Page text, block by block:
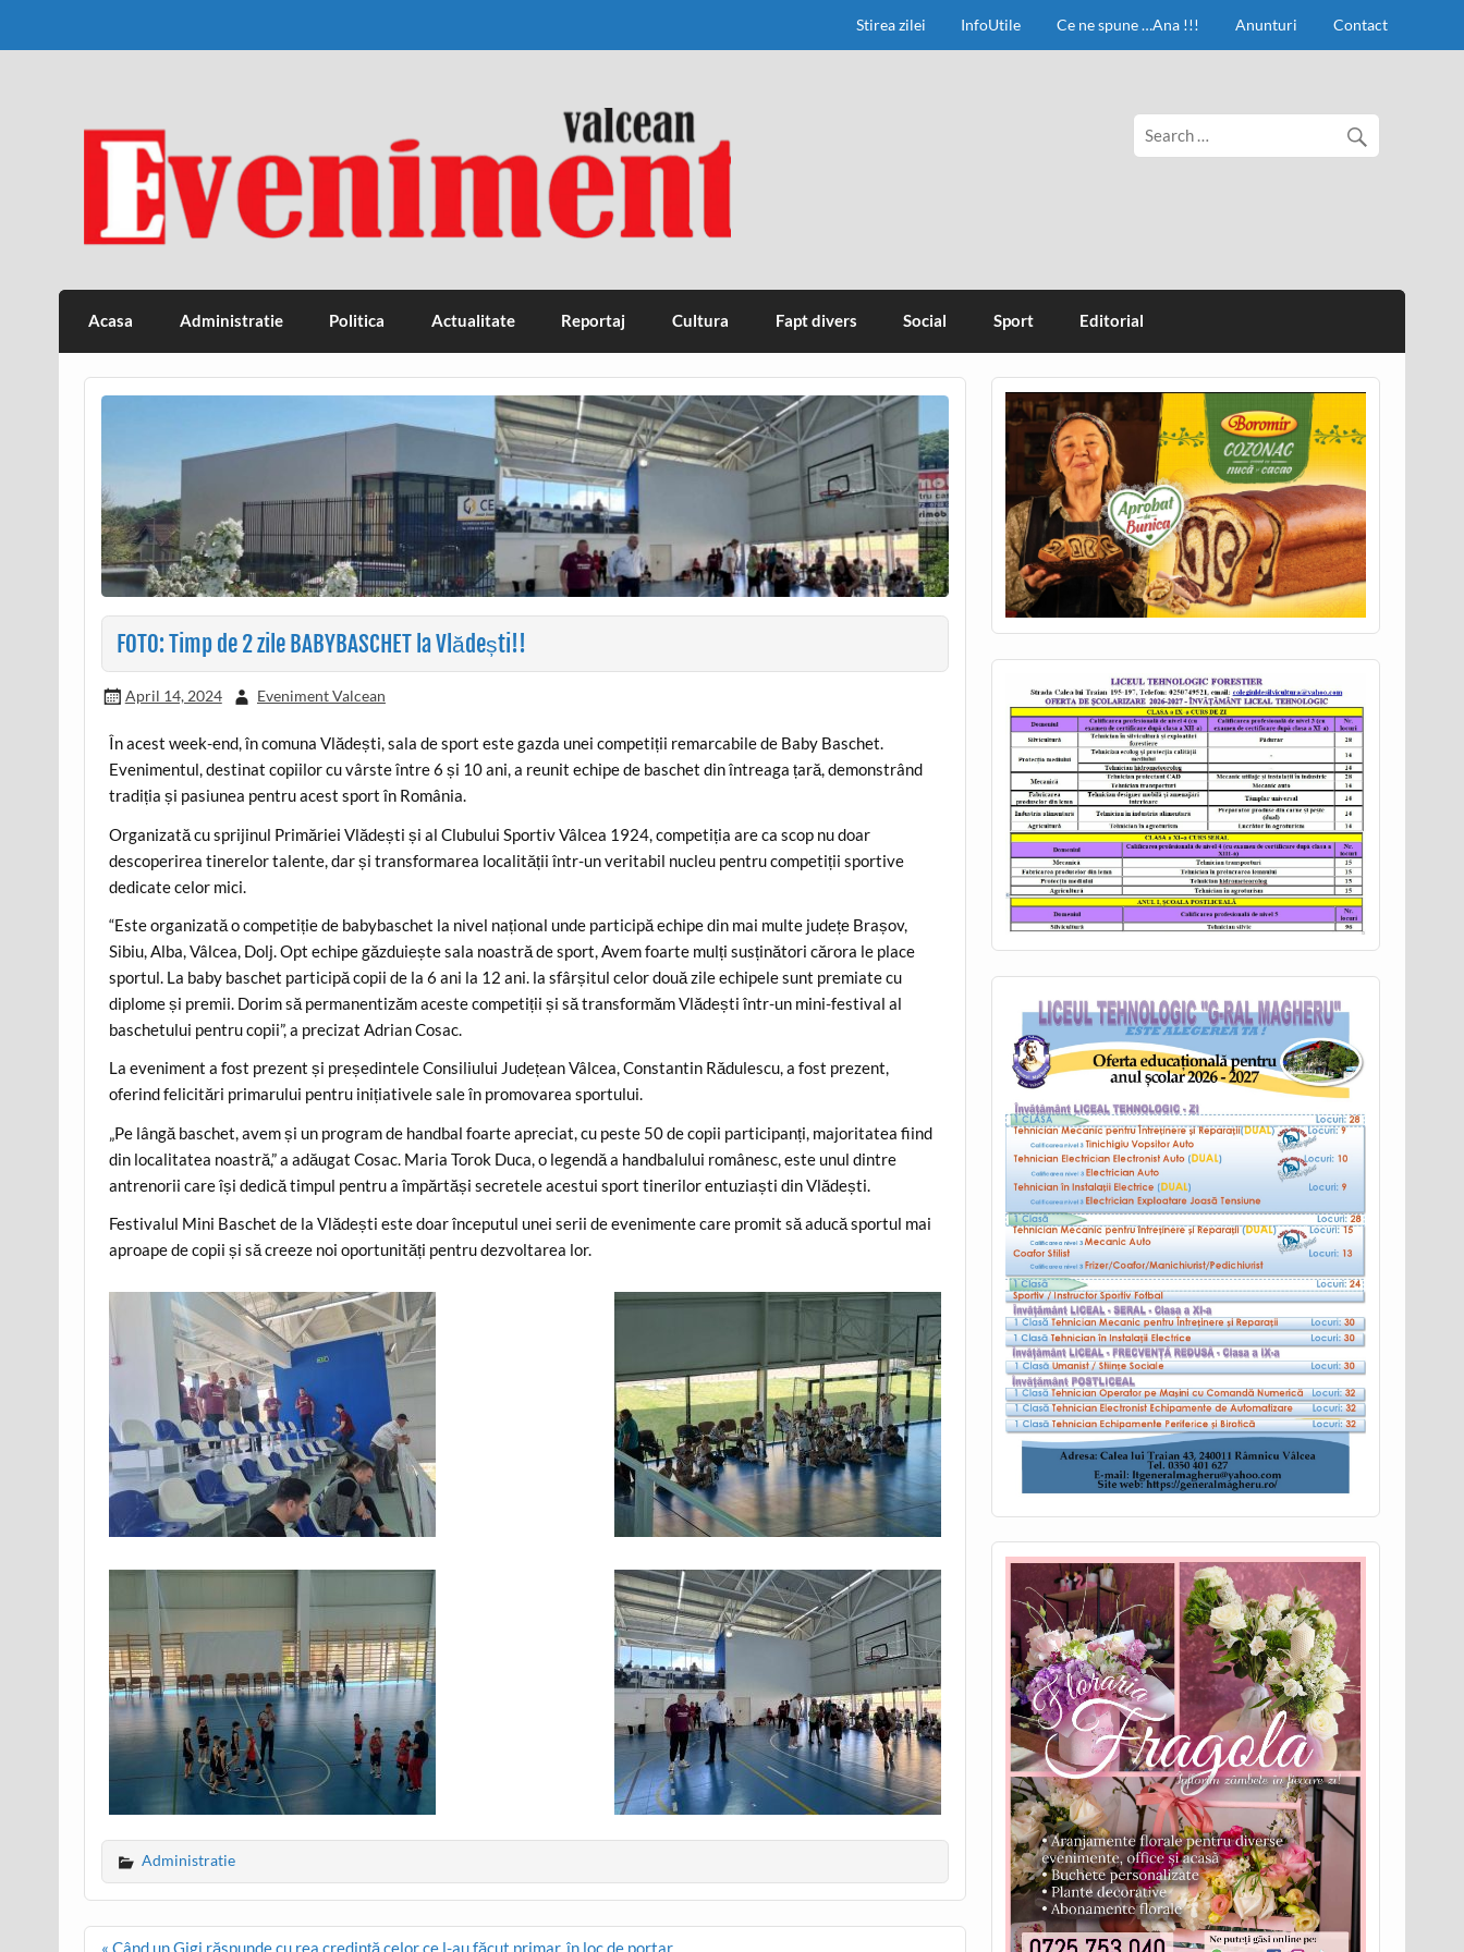
Stirea zilei InfoUtile Ce ne spune …Ana !!! Anunturi Contact
Eveniment Valcean
Acasa Administratie Politica Actualitate Reportaj Cultura Fapt divers Social Sport Editorial
FOTO: Timp de 2 zile BABYBASCHET la Vlădești!!
April 14, 2024 Eveniment Valcean
În acest week-end, în comuna Vlădești, sala de sport este gazda unei competiții remarcabile de Baby Baschet.
Evenimentul, destinat copiilor cu vârste între 6 și 10 ani, a reunit echipe de baschet din întreaga țară, demonstrând
tradiția și pasiunea pentru acest sport în România.
Organizată cu sprijinul Primăriei Vlădești și al Clubului Sportiv Vâlcea 1924, competiția are ca scop nu doar
descoperirea tinerelor talente, dar și transformarea localității într-un veritabil nucleu pentru competiții sportive
dedicate celor mici.
“Este organizată o competiție de babybaschet la nivel național unde participă echipe din mai multe județe Brașov,
Sibiu, Alba, Vâlcea, Dolj. Opt echipe găzduiește sala noastră de sport, Avem foarte mulți susținători cărora le place
sportul. La baby baschet participă copii de la 6 ani la 12 ani. la sfârșitul celor două zile echipele sunt premiate cu
diplome și premii. Dorim să permanentizăm aceste competiții și să transformăm Vlădești într-un mini-festival al
baschetului pentru copii”, a precizat Adrian Cosac.
La eveniment a fost prezent și președintele Consiliului Județean Vâlcea, Constantin Rădulescu, a fost prezent,
oferind felicitări primarului pentru inițiativele sale în promovarea sportului.
„Pe lângă baschet, avem și un program de handbal foarte apreciat, cu peste 50 de copii participanți, majoritatea fiind
din localitatea noastră,” a adăugat Cosac. Maria Torok Duca, o legendă a handbalului românesc, este unul dintre
antrenorii care își dedică timpul pentru a împărtăși secretele acestui sport tinerilor entuziaști din Vlădești.
Festivalul Mini Baschet de la Vlădești este doar începutul unei serii de evenimente care promit să aducă sportul mai
aproape de copii și să creeze noi oportunități pentru dezvoltarea lor.
Administratie
Post
« Când un Gigi răspunde cu rea credință celor ce l-au făcut primar, în loc de portar